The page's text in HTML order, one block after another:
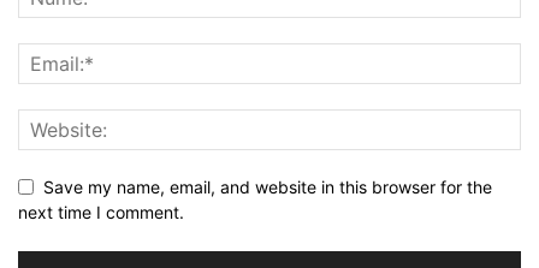
Save my name, email, and website in this browser for the
next time I comment.